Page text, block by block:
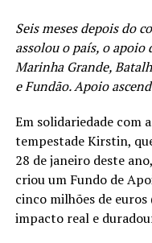
Seis meses depois do
assolou o país, o apoio
Marinha Grande,
e Fundão. Apoio
Em solidariedade com
tempestade Kirstin,
28 de janeiro deste
criou um Fundo de
cinco milhões de
impacto real e